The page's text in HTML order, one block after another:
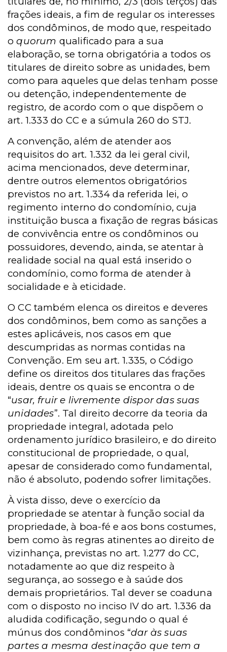
frações ideais, a fim de regular os interesses
dos condôminos, de modo que, respeitado
oquorum qualificado para a sua
elaboração, se torna obrigatória a todos os
titulares de direito sobre as unidades, bem
como para aqueles que delas tenham posse
ou detenção, independentemente de
registro, de acordo com o que dispõem o
art. 1.333 do CC e a súmula 260 do STJ.
A convenção, além de atender aos
requisitos do art. 1.332 da lei geral civil,
acima mencionados, deve determinar,
dentre outros elementos obrigatórios
previstos no art. 1.334 da referida lei, o
regimento interno do condomínio, cuja
instituição busca a fixação de regras básicas
de convivência entre os condôminos ou
possuidores, devendo, ainda, se atentar à
realidade social na qual está inserido o
condomínio, como forma de atender à
socialidade e à eticidade.
O CC também elenca os direitos e deveres
dos condôminos, bem como as sanções a
estes aplicáveis, nos casos em que
descumpridas as normas contidas na
Convenção. Em seu art. 1.335, o Código
define os direitos dos titulares das frações
ideais, dentre os quais se encontra o de
“usar, fruir e livremente dispor das suas
unidades”. Tal direito decorre da teoria da
propriedade integral, adotada pelo
ordenamento jurídico brasileiro, e do direito
constitucional de propriedade, o qual,
apesar de considerado como fundamental,
não é absoluto, podendo sofrer limitações.
À vista disso, deve o exercício da
propriedade se atentar à função social da
propriedade, à boa-fé e aos bons costumes,
bem como às regras atinentes ao direito de
vizinhança, previstas no art. 1.277 do CC,
notadamente ao que diz respeito à
segurança, ao sossego e à saúde dos
demais proprietários. Tal dever se coaduna
com o disposto no inciso IV do art. 1.336 da
aludida codificação, segundo o qual é
múnus dos condôminos “dar às suas
partes a mesma destinação que tem a